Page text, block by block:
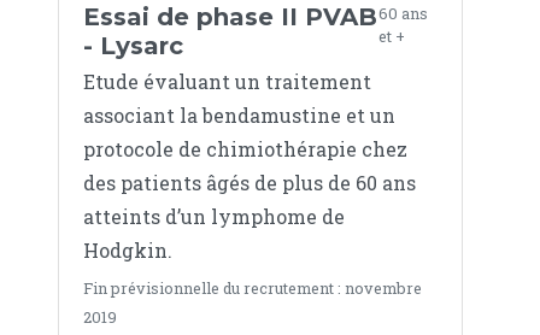
Essai de phase II PVAB
- Lysarc
60 ans
et +
Etude évaluant un traitement
associant la bendamustine et un
protocole de chimiothérapie chez
des patients âgés de plus de 60 ans
atteints d’un lymphome de
Hodgkin.
Fin prévisionnelle du recrutement : novembre
2019